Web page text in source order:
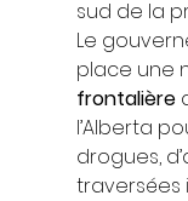
sud de la
Le
place une
frontalière
l’Alberta
drogues,
traversées